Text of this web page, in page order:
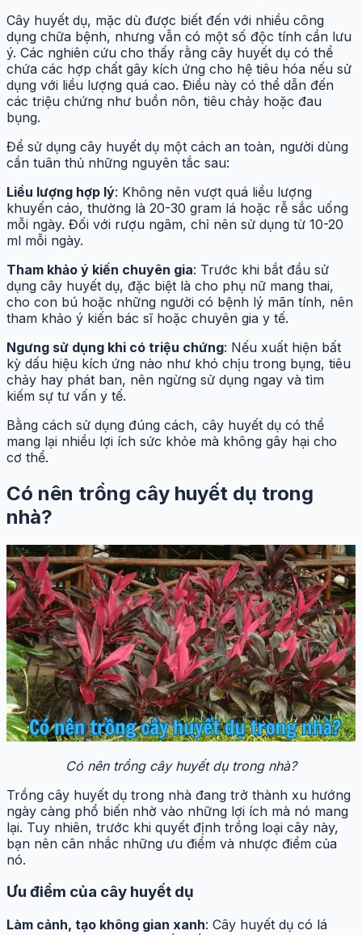
Cây huyết dụ, mặc dù được biết đến với nhiều công
dụng chữa bệnh, nhưng vẫn có một số độc tính cần lưu
ý. Các nghiên cứu cho thấy rằng cây huyết dụ có thể
chứa các hợp chất gây kích ứng cho hệ tiêu hóa nếu sử
dụng với liều lượng quá cao. Điều này có thể dẫn đến
các triệu chứng như buồn nôn, tiêu chảy hoặc đau
bụng.
Để sử dụng cây huyết dụ một cách an toàn, người dùng
cần tuân thủ những nguyên tắc sau:
Liều lượng hợp lý: Không nên vượt quá liều lượng
khuyến cáo, thường là 20-30 gram lá hoặc rễ sắc uống
mỗi ngày. Đối với rượu ngâm, chỉ nên sử dụng từ 10-20
ml mỗi ngày.
Tham khảo ý kiến chuyên gia: Trước khi bắt đầu sử
dụng cây huyết dụ, đặc biệt là cho phụ nữ mang thai,
cho con bú hoặc những người có bệnh lý mãn tính, nên
tham khảo ý kiến bác sĩ hoặc chuyên gia y tế.
Ngưng sử dụng khi có triệu chứng: Nếu xuất hiện bất
kỳ dấu hiệu kích ứng nào như khó chịu trong bụng, tiêu
chảy hay phát ban, nên ngừng sử dụng ngay và tìm
kiếm sự tư vấn y tế.
Bằng cách sử dụng đúng cách, cây huyết dụ có thể
mang lại nhiều lợi ích sức khỏe mà không gây hại cho
cơ thể.
Có nên trồng cây huyết dụ trong
nhà?
Có nên trồng cây huyết dụ trong nhà?
Trồng cây huyết dụ trong nhà đang trở thành xu hướng
ngày càng phổ biến nhờ vào những lợi ích mà nó mang
lại. Tuy nhiên, trước khi quyết định trồng loại cây này,
bạn nên cân nhắc những ưu điểm và nhược điểm của
nó.
Ưu điểm của cây huyết dụ
Làm cảnh, tạo không gian xanh: Cây huyết dụ có lá